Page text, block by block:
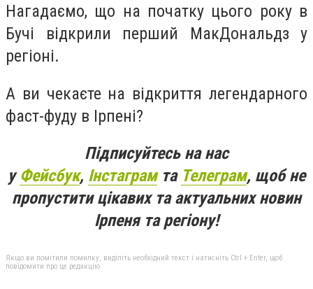
Нагадаємо, що на початку цього року в
Бучі відкрили перший МакДональдз у
регіоні.
А ви чекаєте на відкриття легендарного
фаст-фуду в Ірпені?
Підписуйтесь на нас
уФейсбук, Інстаграмта Телеграм, щоб не
пропустити цікавих та актуальних новин
Ірпеня та регіону!
Якщо ви помітили помилку, виділіть необхідний текст і натисніть Ctrl + Enter, щоб
повідомити про це редакцію